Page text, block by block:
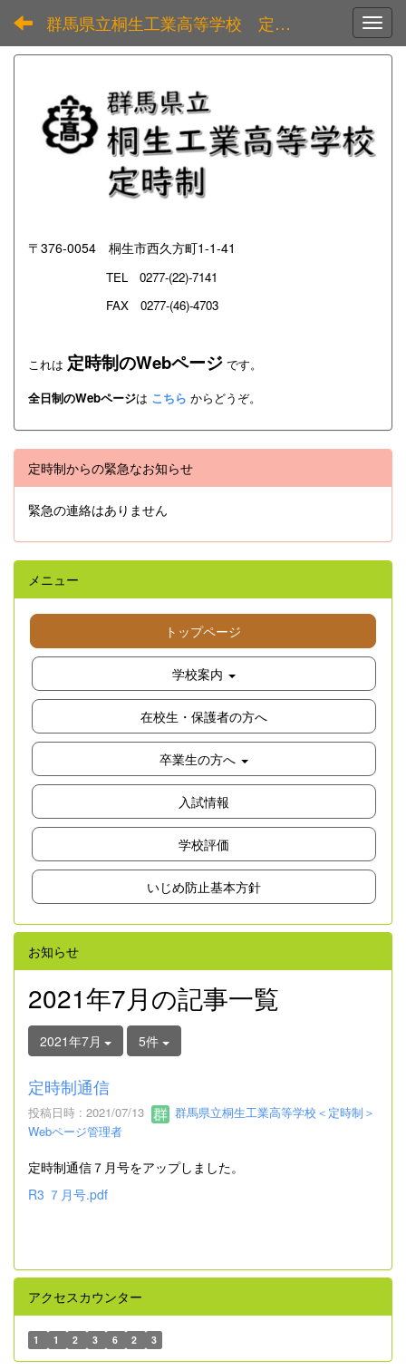
群馬県立桐生工業高等学校 定時制
〒376-0054 桐生市西久方町1-1-41
TEL 0277-(22)-7141
FAX 0277-(46)-4703
これは 定時制のWebページ です。
全日制のWebページは こちら からどうぞ。
定時制からの緊急なお知らせ
緊急の連絡はありません
メニュー
トップページ
学校案内
在校生・保護者の方へ
卒業生の方へ
入試情報
学校評価
いじめ防止基本方針
お知らせ
2021年7月の記事一覧
2021年7月 5件
定時制通信
投稿日時 : 2021/07/13
群馬県立桐生工業高等学校＜定時制＞
Webページ管理者
定時制通信７月号をアップしました。
R3 ７月号.pdf
アクセスカウンター
1 1 2 3 6 2 3